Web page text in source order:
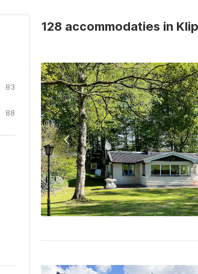
83
88
128 accommodaties in